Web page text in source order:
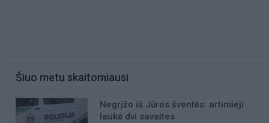
Šiuo metu skaitomiausi
Negrįžo iš Jūros šventės: artimieji
laukė dvi savaites